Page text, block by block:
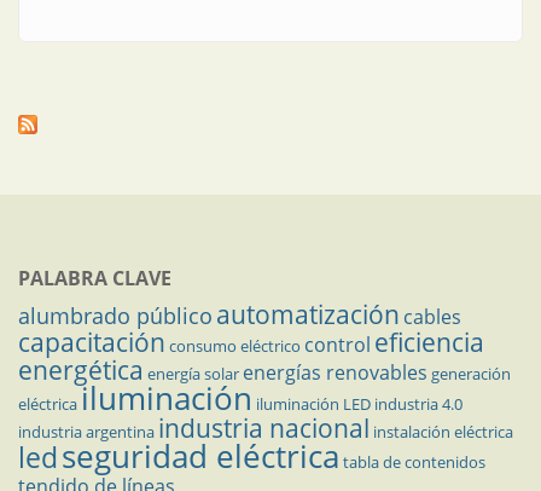
PALABRA CLAVE
alumbrado público automatización cables
capacitación consumo eléctrico control eficiencia
energética energía solar energías renovables generación
eléctricailuminación iluminación LED industria 4.0
industria argentina industria nacional instalación eléctrica
ledseguridad eléctrica tabla de contenidos